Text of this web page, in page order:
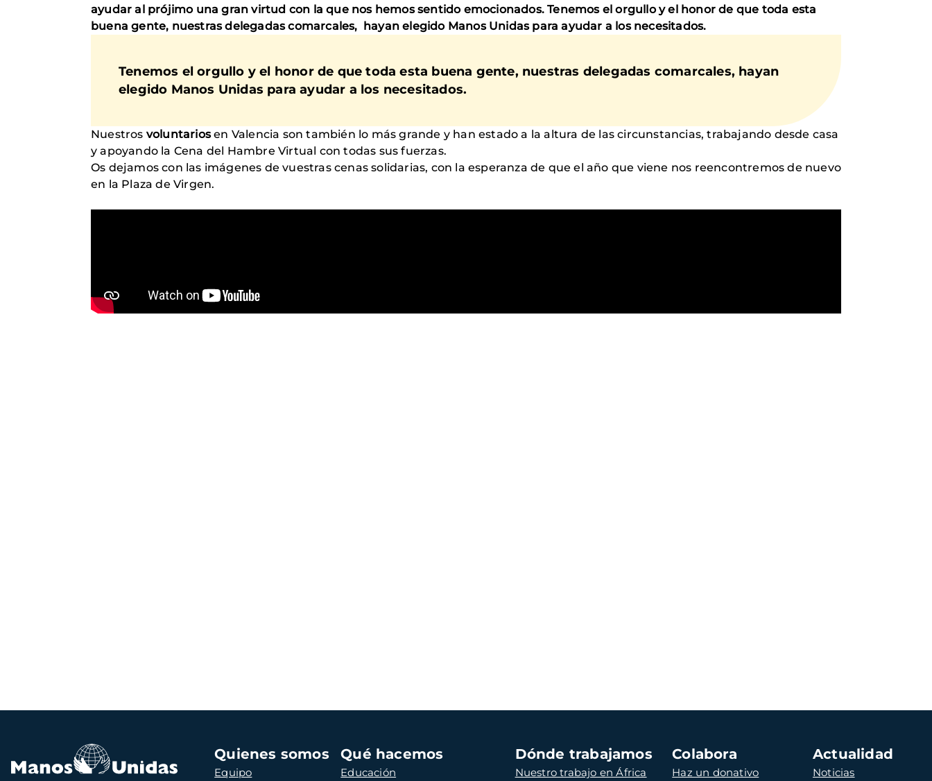
ayudar al prójimo una gran virtud con la que nos hemos sentido emocionados. Tenemos el orgullo y el honor de que toda esta
buena gente, nuestras delegadas comarcales, hayan elegido Manos Unidas para ayudar a los necesitados.
Tenemos el orgullo y el honor de que toda esta buena gente, nuestras delegadas comarcales, hayan
elegido Manos Unidas para ayudar a los necesitados.
Nuestros voluntariosen Valencia son también lo más grande y han estado a la altura de las circunstancias, trabajando desde casa
y apoyando la Cena del Hambre Virtual con todas sus fuerzas.
Os dejamos con las imágenes de vuestras cenas solidarias, con la esperanza de que el año que viene nos reencontremos de nuevo
en la Plaza de Virgen.
Navegación
principal
Quienes somos
Equipo
Qué hacemos
Educación
Dónde trabajamos
Nuestro trabajo en África
Colabora
Haz un donativo
Actualidad
Noticias